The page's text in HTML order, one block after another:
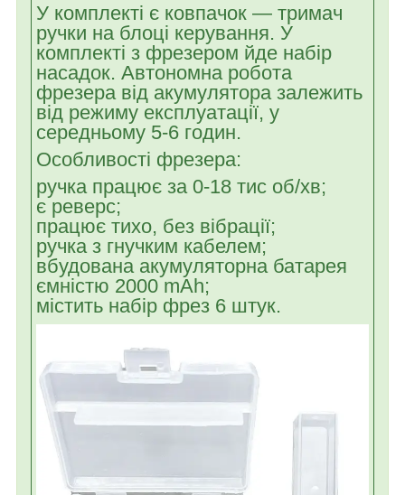
У комплекті є ковпачок — тримач
ручки на блоці керування. У
комплекті з фрезером йде набір
насадок. Автономна робота
фрезера від акумулятора залежить
від режиму експлуатації, у
середньому 5-6 годин.
Особливості фрезера:
ручка працює за 0-18 тис об/хв;
є реверс;
працює тихо, без вібрації;
ручка з гнучким кабелем;
вбудована акумуляторна батарея
ємністю 2000 mAh;
містить набір фрез 6 штук.